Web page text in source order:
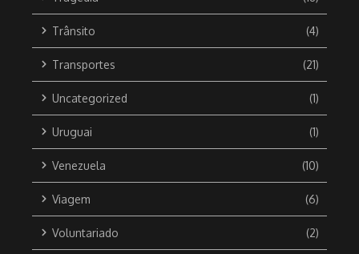
Trânsito (4)
Transportes (21)
Uncategorized (1)
Uruguai (1)
Venezuela (10)
Viagem (6)
Voluntariado (2)